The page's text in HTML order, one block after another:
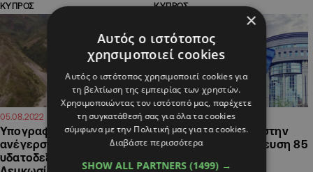
ΚΥΠΡΟΣ
05.08.2022
Υπογραφή συμβολαίου για
ανέγερση δύο νέων
υδατοδεξαμενών στη
ΚΥΠΡΟΣ
28.07.2022 14:16
Αίτημα της Κύπρου στην
Κομισιόν για εκταμίευση 85
×
Αυτός ο ιστότοπος
χρησιμοποιεί cookies
Αυτός ο ιστότοπος χρησιμοποιεί cookies για
τη βελτίωση της εμπειρίας των χρηστών.
Χρησιμοποιώντας τον ιστότοπό μας, παρέχετε
τη συγκατάθεσή σας για όλα τα cookies
σύμφωνα με την Πολιτική μας για τα cookies.
Διαβάστε περισσότερα
SHOW ALL PARTNERS (1499) →